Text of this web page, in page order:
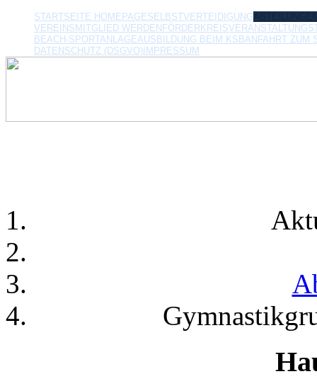
STARTSEITE HOMEPAGESELBSTVERTEIDIGUNG
VEREINSMITGLIED WERDEN FÖRDERKREIS
BEACH-SPORTANLAGEAUSBILDUNG BEIM KSBANFAHRT ZUM
DATENSCHUTZ (DSGVO) IMPRESSUM